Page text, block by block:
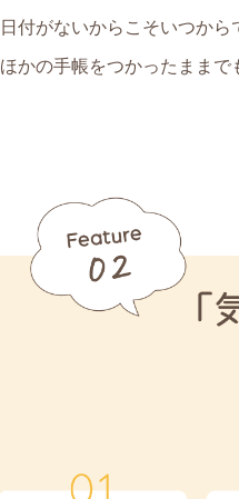
日付がないからこそいつから
ほかの手帳をつかったままで